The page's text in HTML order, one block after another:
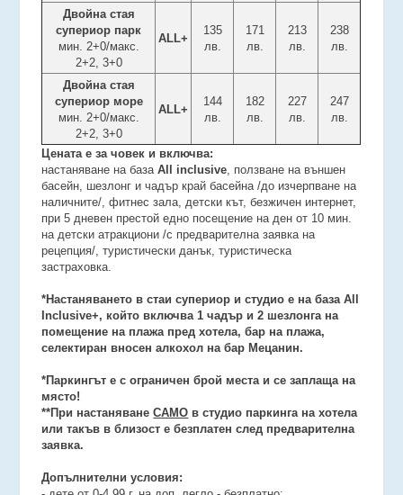
Двойна стая
супериор парк
мин. 2+0/макс.
2+2, 3+0
ALL+
135
лв.
171
лв.
213
лв.
238
лв.
Двойна стая
супериор море
мин. 2+0/макс.
2+2, 3+0
ALL+
144
лв.
182
лв.
227
лв.
247
лв.
Цената е за човек и включва:
настаняване на базаAll inclusive, ползване на външен
басейн, шезлонг и чадър край басейна /до изчерпване на
наличните/, фитнес зала, детски кът, безжичен интернет,
при 5 дневен престой едно посещение на ден от 10 мин.
на детски атракциони /с предварителна заявка на
рецепция/, туристически данък, туристическа
застраховка.
*Настаняването в стаи супериор и студио е на база All
Inclusive+, който включва 1 чадър и 2 шезлонга на
помещение на плажа пред хотела, бар на плажа,
селектиран вносен алкохол на бар Мецанин.
*Паркингът е с ограничен брой места и се заплаща на
място!
**При настаняванеСАМО в студио паркинга на хотела
или такъв в близост е безплатен след предварителна
заявка.
Допълнителни условия: